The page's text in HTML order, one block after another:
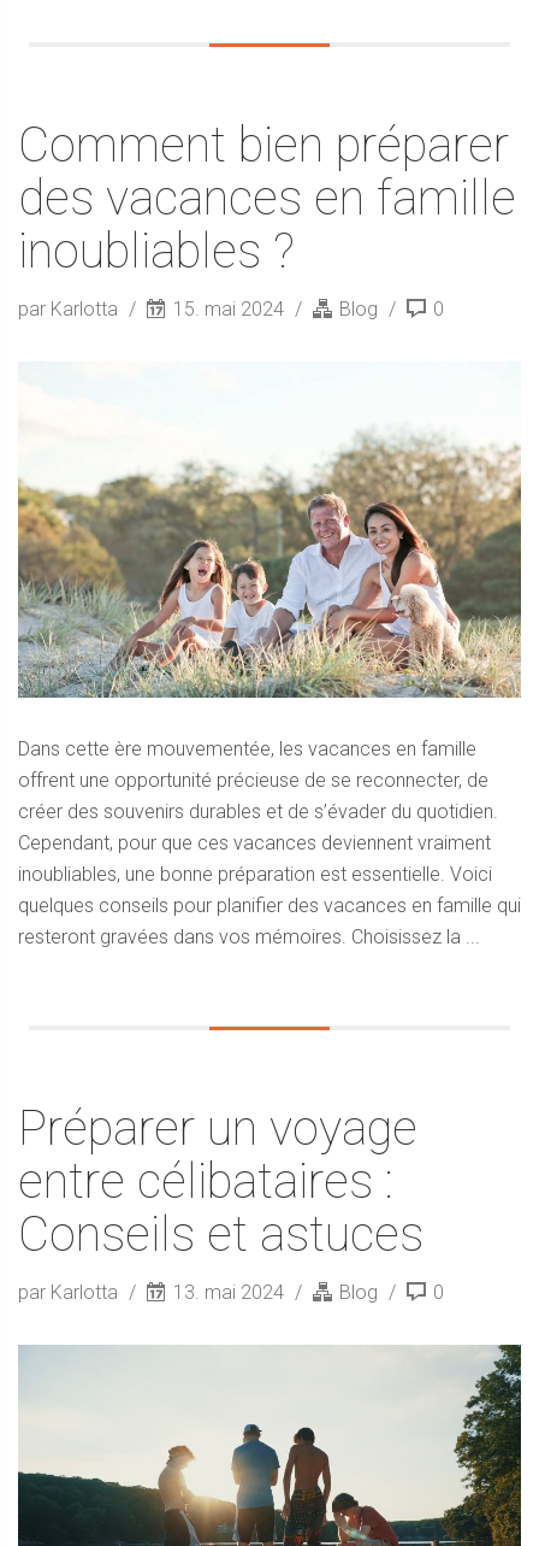
Comment bien préparer
des vacances en famille
inoubliables ?
par Karlotta 15. mai 2024 Blog 0
Dans cette ère mouvementée, les vacances en famille
offrent une opportunité précieuse de se reconnecter, de
créer des souvenirs durables et de s’évader du quotidien.
Cependant, pour que ces vacances deviennent vraiment
inoubliables, une bonne préparation est essentielle. Voici
quelques conseils pour planifier des vacances en famille qui
resteront gravées dans vos mémoires. Choisissez la ...
Préparer un voyage
entre célibataires :
Conseils et astuces
par Karlotta 13. mai 2024 Blog 0